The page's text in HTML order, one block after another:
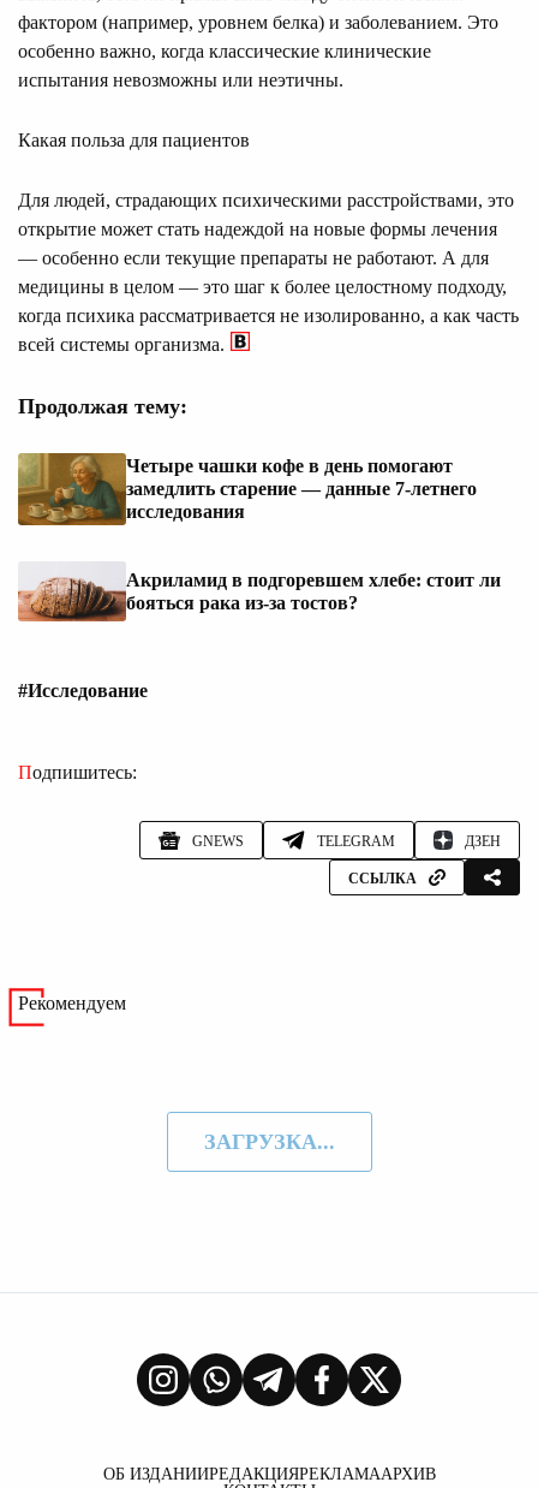
фактором (например, уровнем белка) и заболеванием. Это
особенно важно, когда классические клинические
испытания невозможны или неэтичны.
Какая польза для пациентов
Для людей, страдающих психическими расстройствами, это
открытие может стать надеждой на новые формы лечения
— особенно если текущие препараты не работают. А для
медицины в целом — это шаг к более целостному подходу,
когда психика рассматривается не изолированно, а как часть
всей системы организма.
Продолжая тему:
Четыре чашки кофе в день помогают
замедлить старение — данные 7-летнего
исследования
Акриламид в подгоревшем хлебе: стоит ли
бояться рака из-за тостов?
#Исследование
Подпишитесь:
GNEWS TELEGRAM ДЗЕН
ССЫЛКА
Рекомендуем
ЗАГРУЗКА...
ОБ ИЗДАНИИРЕДАКЦИЯРЕКЛАМААРХИВ